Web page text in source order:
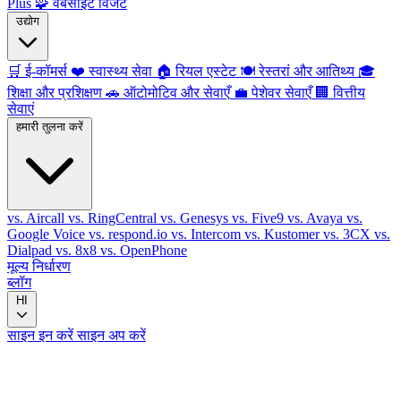
Plus 🧩 वेबसाइट विजेट
उद्योग
🛒 ई-कॉमर्स ❤️ स्वास्थ्य सेवा 🏠 रियल एस्टेट 🍽️ रेस्तरां और आतिथ्य 🎓
शिक्षा और प्रशिक्षण 🚗 ऑटोमोटिव और सेवाएँ 💼 पेशेवर सेवाएँ 🏢 वित्तीय
सेवाएं
हमारी तुलना करें
vs. Aircall vs. RingCentral vs. Genesys vs. Five9 vs. Avaya vs.
Google Voice vs. respond.io vs. Intercom vs. Kustomervs. 3CX vs.
Dialpad vs. 8x8 vs. OpenPhone
मूल्य निर्धारण
ब्लॉग
HI
साइन इन करेंसाइन अप करें